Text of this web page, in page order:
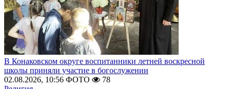
В Конаковском округе воспитанники летней воскресной
школы приняли участие в богослужении
02.08.2026, 10:56 ФОТО
78